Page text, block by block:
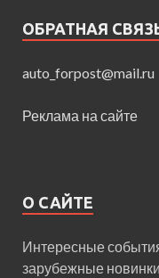
ОБРАТНАЯ
auto_forpost@mail.ru
Реклама на сайте
О САЙТЕ
Интересные
зарубежные